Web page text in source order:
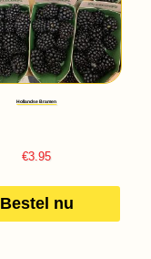
Hollandse Bramen
€3.95
Bestel nu